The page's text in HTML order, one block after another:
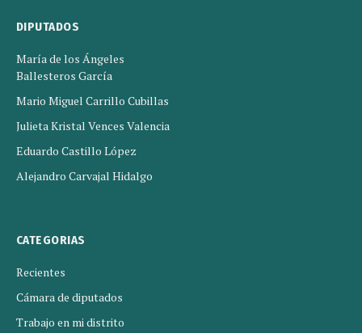
DIPUTADOS
María de los Ángeles
Ballesteros García
Mario Miguel Carrillo Cubillas
Julieta Kristal Vences Valencia
Eduardo Castillo López
Alejandro Carvajal Hidalgo
CATEGORIAS
Recientes
Cámara de diputados
Trabajo en mi distrito